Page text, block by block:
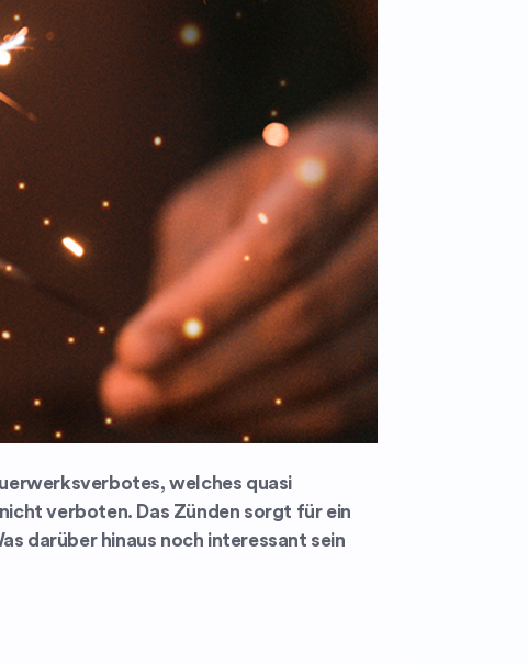
welches quasi
verboten. Das Zünden sorgt für ein
darüber hinaus noch interessant sein